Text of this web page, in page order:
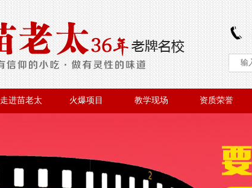
走进苗老太 火爆项目 教学现场 资质荣誉